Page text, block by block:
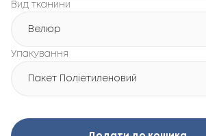
Вид тканини
Велюр
Упакування
Пакет Поліетиленовий